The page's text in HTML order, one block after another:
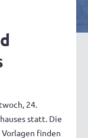
24.
statt. Die
finden